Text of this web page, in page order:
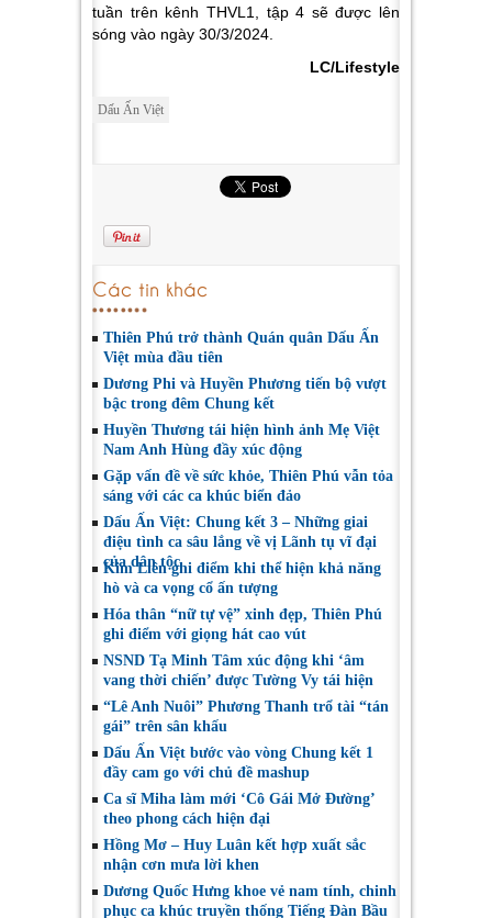
tuần trên kênh THVL1, tập 4 sẽ được lên
sóng vào ngày 30/3/2024.
LC/Lifestyle
Dấu Ấn Việt
Các tin khác
Thiên Phú trở thành Quán quân Dấu Ấn
Việt mùa đầu tiên
Dương Phi và Huyền Phương tiến bộ vượt
bậc trong đêm Chung kết
Huyền Thương tái hiện hình ảnh Mẹ Việt
Nam Anh Hùng đầy xúc động
Gặp vấn đề về sức khỏe, Thiên Phú vẫn tỏa
sáng với các ca khúc biển đảo
Dấu Ấn Việt: Chung kết 3 – Những giai
điệu tình ca sâu lắng về vị Lãnh tụ vĩ đại
của dân tộc
Kim Liên ghi điểm khi thể hiện khả năng
hò và ca vọng cổ ấn tượng
Hóa thân “nữ tự vệ” xinh đẹp, Thiên Phú
ghi điểm với giọng hát cao vút
NSND Tạ Minh Tâm xúc động khi ‘âm
vang thời chiến’ được Tường Vy tái hiện
“Lê Anh Nuôi” Phương Thanh trổ tài “tán
gái” trên sân khấu
Dấu Ấn Việt bước vào vòng Chung kết 1
đầy cam go với chủ đề mashup
Ca sĩ Miha làm mới ‘Cô Gái Mở Đường’
theo phong cách hiện đại
Hồng Mơ – Huy Luân kết hợp xuất sắc
nhận cơn mưa lời khen
Dương Quốc Hưng khoe vẻ nam tính, chinh
phục ca khúc truyền thống Tiếng Đàn Bầu